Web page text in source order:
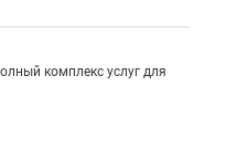
комплекс услуг для